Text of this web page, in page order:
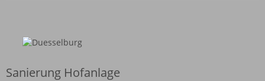
Sanierung Hofanlage